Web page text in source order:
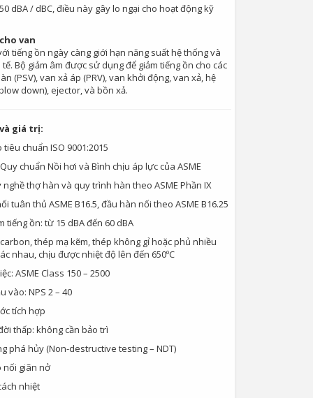
dBA / dBC, điều này gây lo ngại cho hoạt động kỹ
van
tiếng ồn ngày càng giới hạn năng suất hệ thống và
Bộ giảm âm được sử dụng để giảm tiếng ồn cho các
(PSV), van xả áp (PRV), van khởi động, van xả, hệ
down), ejector, và bồn xả.
giá trị:
chuẩn ISO 9001:2015
chuẩn Nồi hơi và Bình chịu áp lực của ASME
nghề thợ hàn và quy trình hàn theo ASME Phần IX
tuân thủ ASME B16.5, đầu hàn nối theo ASME B16.25
tiếng ồn: từ 15 dBA đến 60 dBA
thép mạ kẽm, thép không gỉ hoặc phủ nhiều
nhau, chịu được nhiệt độ lên đến 650ºC
ASME Class 150 – 2500
vào: NPS 2 – 40
tích hợp
thấp: không cần bảo trì
phá hủy (Non-destructive testing – NDT)
nối giãn nở
nhiệt